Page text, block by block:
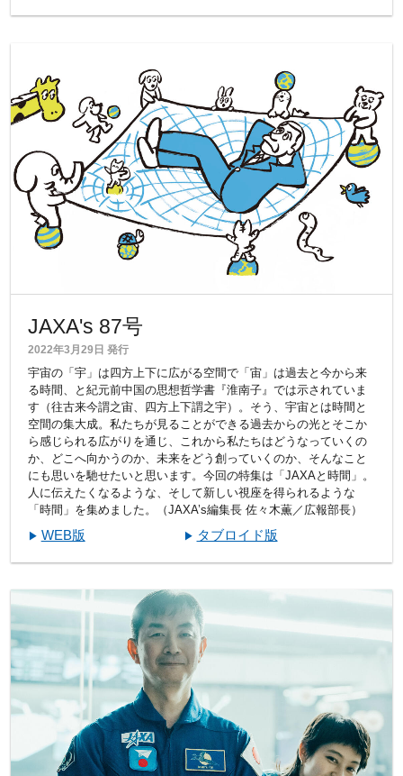
JAXA's 87号
2022年3月29日 発行
宇宙の「宇」は四方上下に広がる空間で「宙」は過去と今から来
る時間、と紀元前中国の思想哲学書『淮南子』では示されていま
す（往古来今謂之宙、四方上下謂之宇）。そう、宇宙とは時間と
空間の集大成。私たちが見ることができる過去からの光とそこか
ら感じられる広がりを通じ、これから私たちはどうなっていくの
か、どこへ向かうのか、未来をどう創っていくのか、そんなこと
にも思いを馳せたいと思います。今回の特集は「JAXAと時間」。
人に伝えたくなるような、そして新しい視座を得られるような
「時間」を集めました。（JAXA’s編集長 佐々木薫／広報部長）
WEB版 タブロイド版